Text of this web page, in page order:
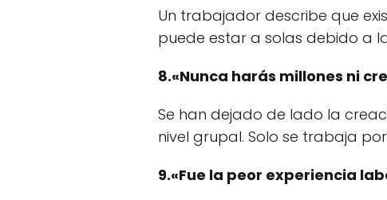
Un trabajador describe que
puede estar a solas debido a
8.«Nunca harás millones ni
Se han dejado de lado la
nivel grupal. Solo se trabaja
9.«Fue la peor experiencia